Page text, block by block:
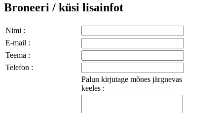
Broneeri / küsi lisainfot
Nimi :
E-mail :
Teema :
Telefon :
Palun kirjutage mõnes järgnevas
keeles :